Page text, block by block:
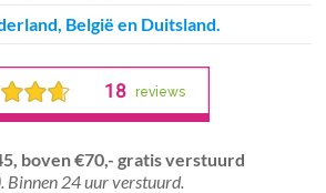
België en Duitsland.
boven €70,- gratis verstuurd
Binnen 24 uur verstuurd.